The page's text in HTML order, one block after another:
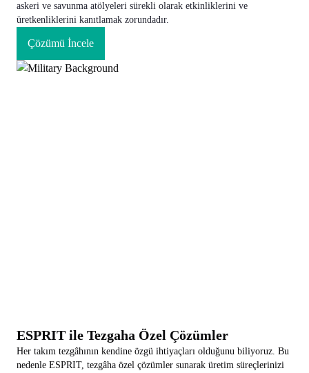
askeri ve savunma atölyeleri sürekli olarak etkinliklerini ve
üretkenliklerini kanıtlamak zorundadır.
Çözümü İncele
ESPRIT ile Tezgaha Özel Çözümler
Her takım tezgâhının kendine özgü ihtiyaçları olduğunu biliyoruz. Bu
nedenle ESPRIT, tezgâha özel çözümler sunarak üretim süreçlerinizi